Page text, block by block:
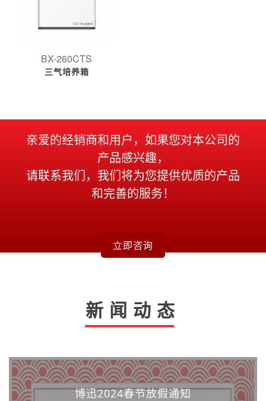
BX-260CTS
三气培养箱
亲爱的经销商和用户，如果您对本公司的
产品感兴趣，
请联系我们，我们将为您提供优质的产品
和完善的服务！
立即咨询
新闻动态
博迅2024春节放假通知